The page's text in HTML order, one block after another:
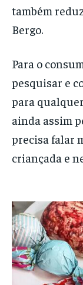
também
Bergo.
Para o
pesquisar e
para
ainda assim
precisa falar
criançada e